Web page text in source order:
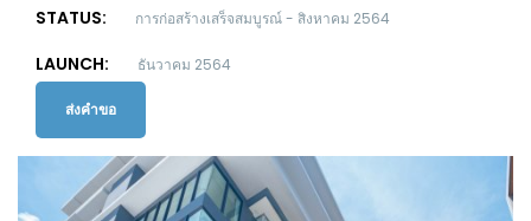
STATUS: การก่อสร้างเสร็จสมบูรณ์ - สิงหาคม 2564
LAUNCH: ธันวาคม 2564
ส่งคำขอ